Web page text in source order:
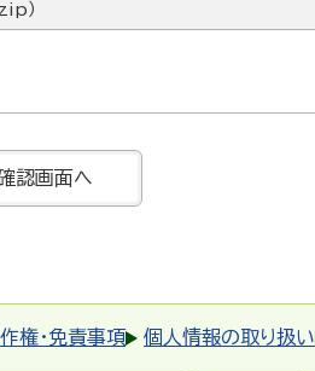
）
作権・免責事項 個人情報の取り扱い